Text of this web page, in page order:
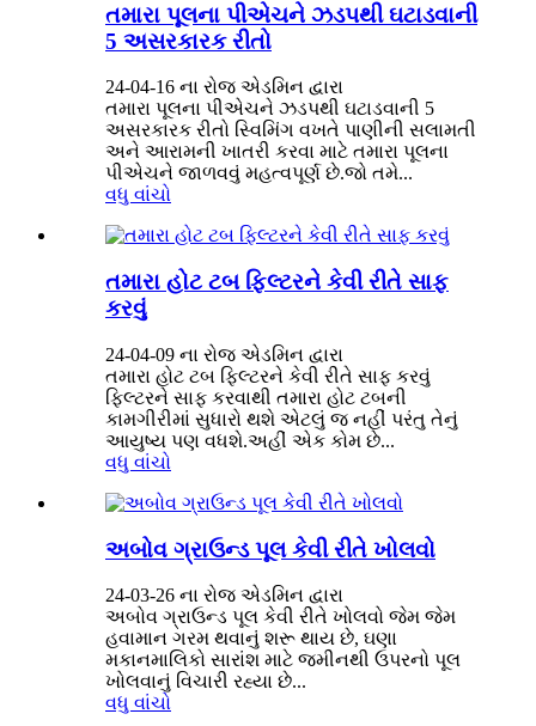
તમારા પૂલના પીએચને ઝડપથી ઘટાડવાની
5 અસરકારક રીતો
24-04-16 ના રોજ એડમિન દ્વારા
તમારા પૂલના પીએચને ઝડપથી ઘટાડવાની 5
અસરકારક રીતો સ્વિમિંગ વખતે પાણીની સલામતી
અને આરામની ખાતરી કરવા માટે તમારા પૂલના
પીએચને જાળવવું મહત્વપૂર્ણ છે.જો તમે...
વધુ વાંચો
તમારા હોટ ટબ ફિલ્ટરને કેવી રીતે સાફ
કરવું
24-04-09 ના રોજ એડમિન દ્વારા
તમારા હોટ ટબ ફિલ્ટરને કેવી રીતે સાફ કરવું
ફિલ્ટરને સાફ કરવાથી તમારા હોટ ટબની
કામગીરીમાં સુધારો થશે એટલું જ નહીં પરંતુ તેનું
આયુષ્ય પણ વધશે.અહીં એક કોમ છે...
વધુ વાંચો
અબોવ ગ્રાઉન્ડ પૂલ કેવી રીતે ખોલવો
24-03-26 ના રોજ એડમિન દ્વારા
અબોવ ગ્રાઉન્ડ પૂલ કેવી રીતે ખોલવો જેમ જેમ
હવામાન ગરમ થવાનું શરૂ થાય છે, ઘણા
મકાનમાલિકો સારાંશ માટે જમીનથી ઉપરનો પૂલ
ખોલવાનું વિચારી રહ્યા છે...
વધુ વાંચો